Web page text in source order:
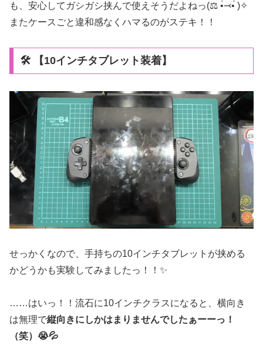
も、安心してガシガシ挟んで使えそうだよねっ(⚖️ •̀⤙•́ )✧
またケースごと違和感なくハマるのがステキ！！
🛠️ 【10インチタブレット装着】
せっかくなので、手持ちの10インチタブレットが挟める
かどうかも実験してみましたっ！！✨
……はいっ！！流石に10インチクラスになると、横向き
は無理で縦向きにしかはまりませんでしたぁーーっ！
（笑）😭💦